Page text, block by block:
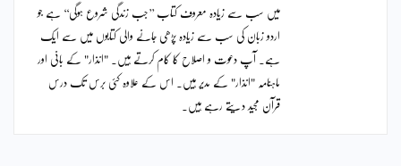
میں سب سے زیادہ معروف کتاب ’’جب زندگی شروع ہوگی‘‘ ہے جو
اردو زبان کی سب سے زیادہ پڑھی جانے والی کتابوں میں سے ایک
ہے۔ آپ دعوت و اصلاح کا کام کرتے ہیں۔ "انذار" کے بانی اور
ماہنامہ "انذار" کے مدیر ہیں۔ اس کے علاوہ کئی برس تک درس
قرآن مجید دیتے رہے ہیں۔